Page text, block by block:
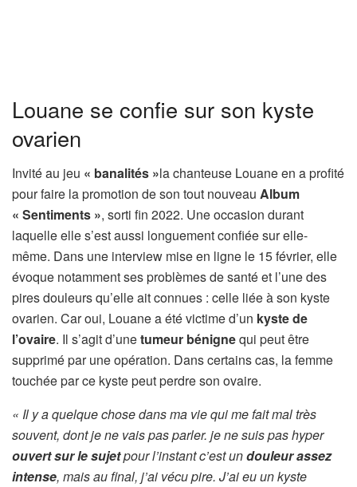
Louane se confie sur son kyste
ovarien
Invité au jeu « banalités »la chanteuse Louane en a profité
pour faire la promotion de son tout nouveau Album
« Sentiments », sorti fin 2022. Une occasion durant
laquelle elle s’est aussi longuement confiée sur elle-
même. Dans une interview mise en ligne le 15 février, elle
évoque notamment ses problèmes de santé et l’une des
pires douleurs qu’elle ait connues : celle liée à son kyste
ovarien. Car oui, Louane a été victime d’un kyste de
l’ovaire. Il s’agit d’unetumeur bénignequi peut être
supprimé par une opération. Dans certains cas, la femme
touchée par ce kyste peut perdre son ovaire.
« Il y a quelque chose dans ma vie qui me fait mal très
souvent, dont je ne vais pas parler. je ne suis pas hyper
ouvert sur le sujetpour l’instant c’est undouleur assez
intense, mais au final, j’ai vécu pire. J’ai eu un kyste